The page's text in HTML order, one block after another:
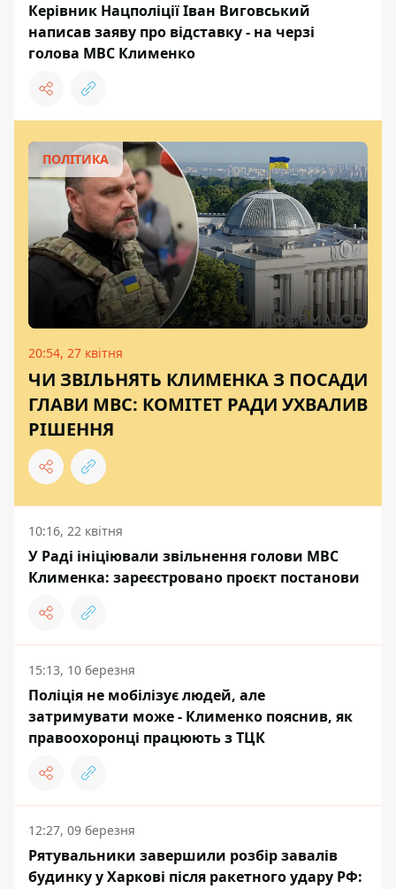
Керівник Нацполіції Іван Виговський
написав заяву про відставку - на черзі
голова МВС Клименко
ПОЛІТИКА
20:54, 27 квітня
ЧИ ЗВІЛЬНЯТЬ КЛИМЕНКА З ПОСАДИ
ГЛАВИ МВС: КОМІТЕТ РАДИ УХВАЛИВ
РІШЕННЯ
10:16, 22 квітня
У Раді ініціювали звільнення голови МВС
Клименка: зареєстровано проєкт постанови
15:13, 10 березня
Поліція не мобілізує людей, але
затримувати може - Клименко пояснив, як
правоохоронці працюють з ТЦК
12:27, 09 березня
Рятувальники завершили розбір завалів
будинку у Харкові після ракетного удару РФ: